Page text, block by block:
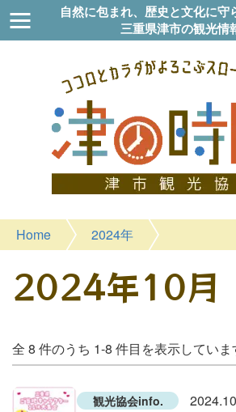
自然に包まれ、歴史と文化に守
三重県津市の観光情
Home 2024年
2024年10月
全 8 件のうち 1-8 件目を表示していま
観光協会info.